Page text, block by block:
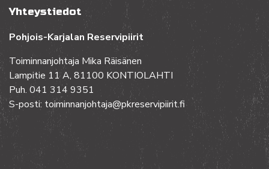
Yhteystiedot
Pohjois-Karjalan Reservipiirit
Toiminnanjohtaja Mika Räisänen
Lampitie 11 A, 81100 KONTIOLAHTI
Puh. 041 314 9351
S-posti: toiminnanjohtaja@pkreservipiirit.fi